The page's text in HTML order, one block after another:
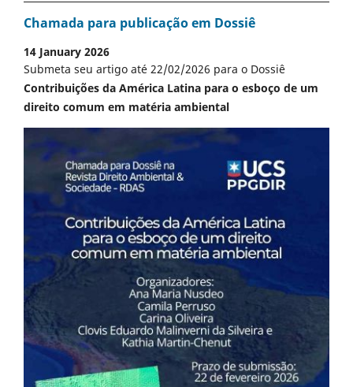
Chamada para publicação em Dossiê
14 January 2026
Submeta seu artigo até 22/02/2026 para o Dossiê
Contribuições da América Latina para o esboço de um
direito comum em matéria ambiental